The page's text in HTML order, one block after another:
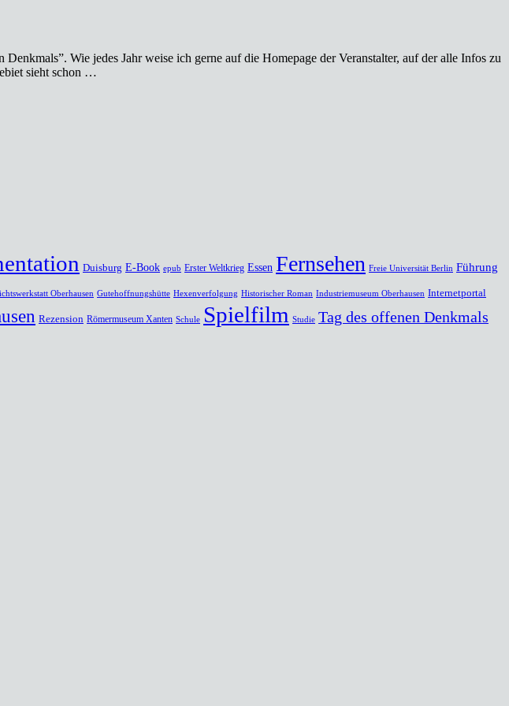
Wie jedes Jahr weise ich gerne auf die Homepage der Veranstalter, auf der alle Infos zu
sieht schon …
Duisburg E-Book epub Erster Weltkrieg Essen Fernsehen Freie Universität Berlin Führung
Oberhausen Gutehoffnungshütte Hexenverfolgung Historischer Roman Industriemuseum Oberhausen Internetportal
Rezension Römermuseum Xanten Schule Spielfilm Studie Tag des offenen Denkmals